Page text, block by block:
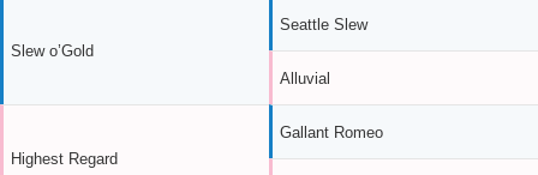
Slew o’Gold
Highest Regard
Seattle Slew
Alluvial
Gallant Romeo